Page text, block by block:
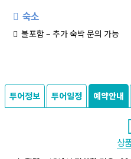
숙소
불포함 – 추가 숙박 문의 가능
투어정보 투어일정 예약안내
상